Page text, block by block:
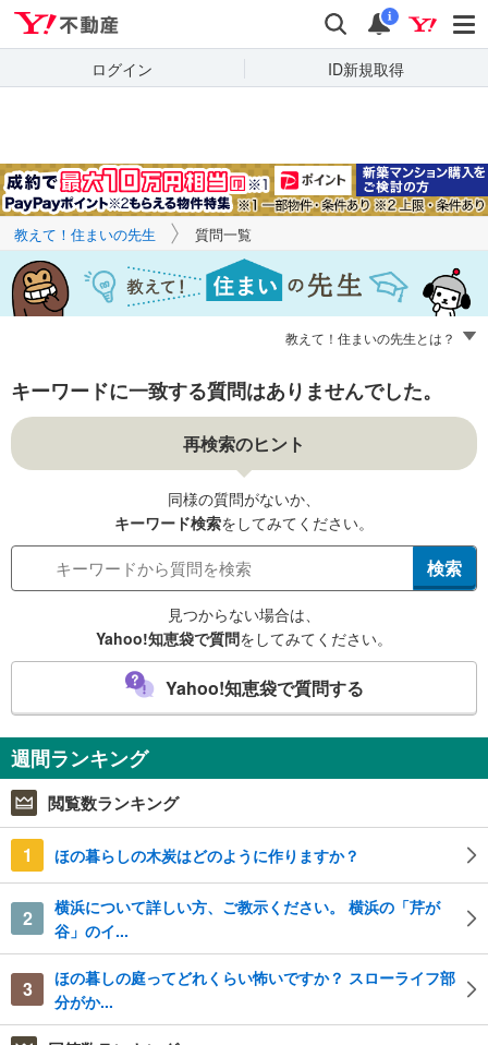
検索 通知
i
ログイン ID新規取得
キーワードで
質問を探す
教えて！住まいの先生 質問一覧
教えて！住まいの先生とは？
キーワードに一致する質問はありませんでした。
再検索のヒント
同様の質問がないか、
キーワード検索をしてみてください。
検索
見つからない場合は、
Yahoo!知恵袋で質問をしてみてください。
Yahoo!知恵袋で質問する
週間ランキング
閲覧数ランキング
1 ほの暮らしの木炭はどのように作りますか？
2
横浜について詳しい方、ご教示ください。 横浜の「芹が
谷」のイ...
3
ほの暮しの庭ってどれくらい怖いですか？ スローライフ部
分がか...